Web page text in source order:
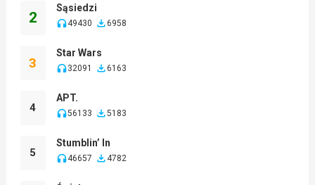
2
Sąsiedzi
49430 6958
3
Star Wars
32091 6163
4
APT.
56133 5183
5
Stumblin’ In
46657 4782